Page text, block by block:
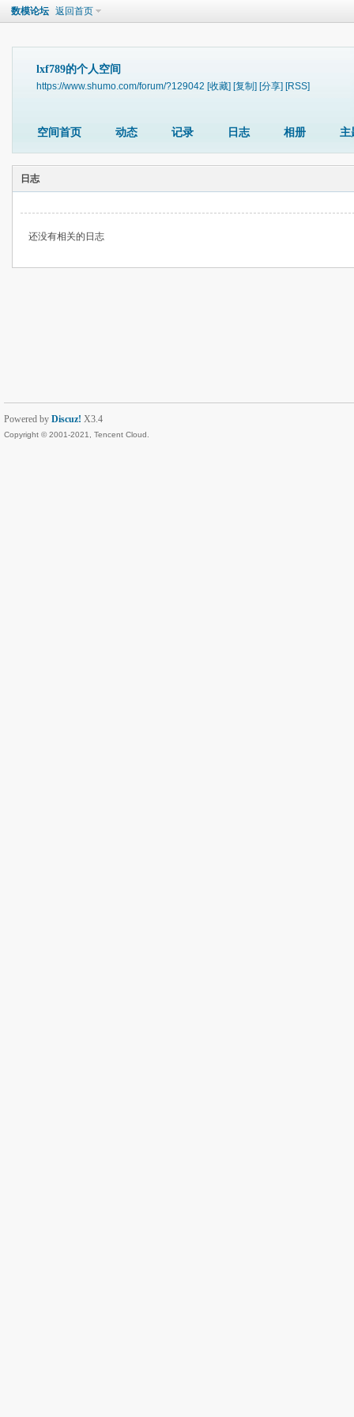
数模论坛 返回首页
lxf789的个人空间
https://www.shumo.com/forum/?129042 [收藏] [复制] [分享] [RSS]
空间首页 动态 记录 日志 相册 主
日志
还没有相关的日志
Powered by Discuz! X3.4
Copyright © 2001-2021, Tencent Cloud.